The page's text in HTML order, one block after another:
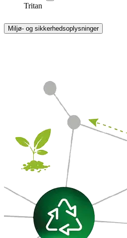
Tritan
Miljø- og sikkerhedsoplysninger